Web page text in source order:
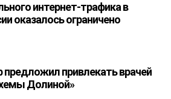
интернет-трафика в
оказалось ограничено
привлекать врачей
Долиной»